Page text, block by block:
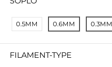
0.5ММ 0.6ММ 0.3ММ
FILAMENT-TYPE